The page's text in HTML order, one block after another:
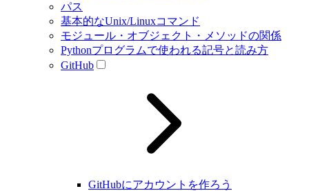
パス
基本的なUnix/Linuxコマンド
モジュール・オブジェクト・メソッドの関係
Pythonプログラムで使われる記号と読み方
GitHub
GitHubにアカウントを作ろう